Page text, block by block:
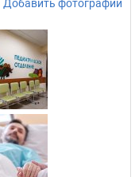
Добавить фотографии